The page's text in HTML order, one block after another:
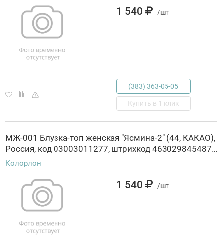
1 540 /шт
(383) 363-05-05
Купить в 1 клик
МЖ-001 Блузка-топ женская "Ясмина-2" (44, КАКАО),
Россия, код 03003011277, штрихкод 463029845487, артикул МЖ-001
Колорлон
1 540 /шт